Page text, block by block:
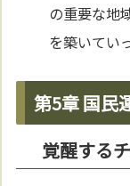
の重要な地
を築いてい
第5章 国民
覚醒する